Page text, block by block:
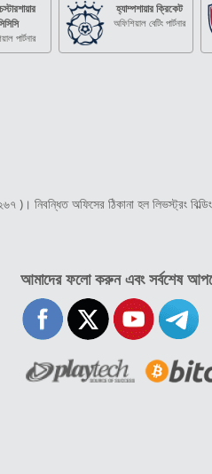
পার্টনার
হ্যাম্পশায়ার ক্রিকেট
অফিশিয়াল বেটিং পার্টনার
)। নিবন্ধিত অফিসের ঠিকানা হল লিভস্ট্রং
আমাদের ফলো করুন এবং সর্বশেষ